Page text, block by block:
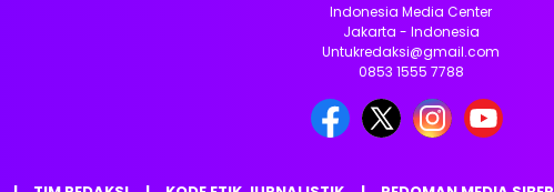
Indonesia Media Center
Jakarta - Indonesia
Untukredaksi@gmail.com
0853 1555 7788